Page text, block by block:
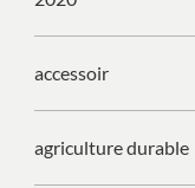
accessoir
agriculture durable